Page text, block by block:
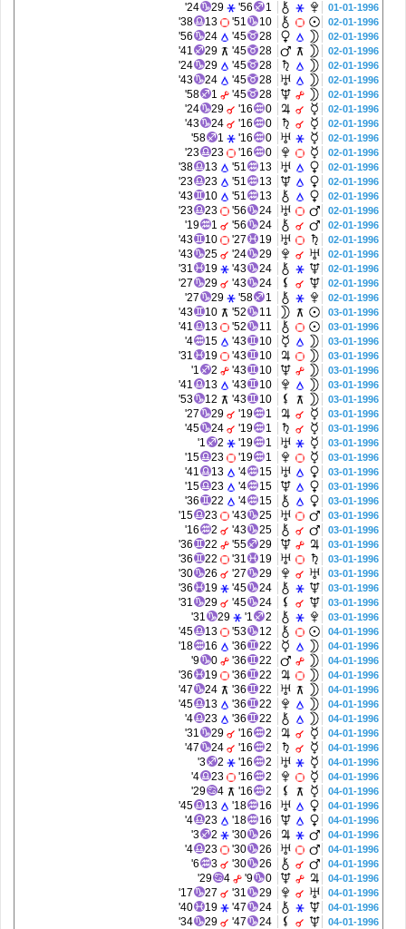
01-01-1996
1
56'
29
24'
02-01-1996
10
51'
13
38'
02-01-1996
28
45'
24
56'
02-01-1996
28
45'
29
41'
02-01-1996
28
45'
29
24'
02-01-1996
28
45'
24
43'
02-01-1996
28
45'
1
58'
02-01-1996
0
16'
29
24'
02-01-1996
0
16'
24
43'
02-01-1996
0
16'
1
58'
02-01-1996
0
16'
23
23'
02-01-1996
13
51'
13
38'
02-01-1996
13
51'
23
23'
02-01-1996
13
51'
10
43'
02-01-1996
24
56'
23
23'
02-01-1996
24
56'
1
19'
02-01-1996
19
27'
10
43'
02-01-1996
29
24'
25
43'
02-01-1996
24
43'
19
31'
02-01-1996
24
43'
29
27'
02-01-1996
1
58'
29
27'
03-01-1996
11
52'
10
43'
03-01-1996
11
52'
13
41'
03-01-1996
10
43'
15
4'
03-01-1996
10
43'
19
31'
03-01-1996
10
43'
2
1'
03-01-1996
10
43'
13
41'
03-01-1996
10
43'
12
53'
03-01-1996
1
19'
29
27'
03-01-1996
1
19'
24
45'
03-01-1996
1
19'
2
1'
03-01-1996
1
19'
23
15'
03-01-1996
15
4'
13
41'
03-01-1996
15
4'
23
15'
03-01-1996
15
4'
22
36'
03-01-1996
25
43'
23
15'
03-01-1996
25
43'
2
16'
03-01-1996
29
55'
22
36'
03-01-1996
19
31'
22
36'
03-01-1996
29
27'
26
30'
03-01-1996
24
45'
19
36'
03-01-1996
24
45'
29
31'
03-01-1996
2
1'
29
31'
04-01-1996
12
53'
13
45'
04-01-1996
22
36'
16
18'
04-01-1996
22
36'
0
9'
04-01-1996
22
36'
19
36'
04-01-1996
22
36'
24
47'
04-01-1996
22
36'
13
45'
04-01-1996
22
36'
23
4'
04-01-1996
2
16'
29
31'
04-01-1996
2
16'
24
47'
04-01-1996
2
16'
2
3'
04-01-1996
2
16'
23
4'
04-01-1996
2
16'
4
29'
04-01-1996
16
18'
13
45'
04-01-1996
16
18'
23
4'
04-01-1996
26
30'
2
3'
04-01-1996
26
30'
23
4'
04-01-1996
26
30'
3
6'
04-01-1996
0
9'
4
29'
04-01-1996
29
31'
27
17'
04-01-1996
24
47'
19
40'
04-01-1996
24
47'
29
34'